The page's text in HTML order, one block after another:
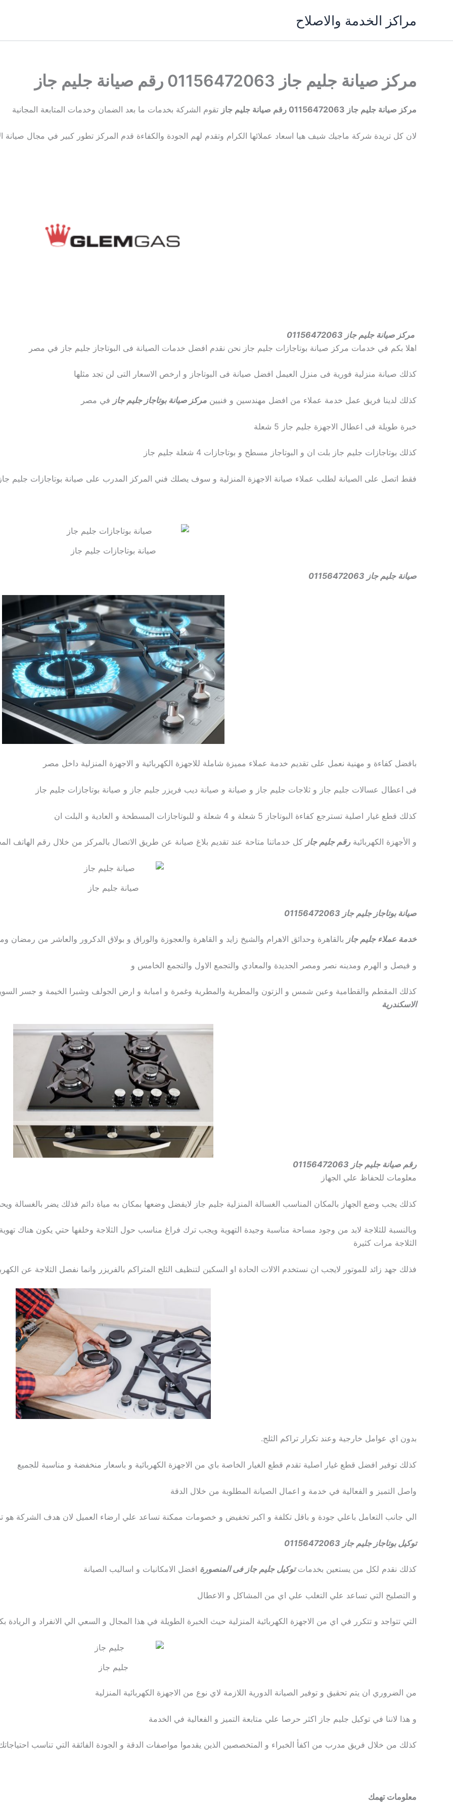
مراكز الخدمة والاصلاح
مركز صيانة جليم جاز 01156472063 رقم صيانة جليم جاز
مركز صيانة جليم جاز 01156472063 رقم صيانة جليم جاز تقوم الشركة بخدمات ما بعد الضمان وخدمات المتابعة المجانية
لان كل تريدة شركة ماجيك شيف هيا اسعاد عملائها الكرام وتقدم لهم الجودة والكفاءة قدم المركز تطور كبير في مجال صيانة
مركز صيانة جليم جاز 01156472063
اهلا بكم في خدمات مركز صيانة بوتاجازات جليم جاز نحن نقدم افضل خدمات الصيانة فى البوتاجاز جليم جاز في مصر
كذلك صيانة منزلية فورية فى منزل العيمل افضل صيانة فى البوتاجاز و ارخص الاسعار التى لن تجد مثلها
كذلك لدينا فريق عمل خدمة عملاء من افضل مهندسين و فنيين مركز صيانة بوتاجاز جليم جاز في مصر
خبرة طويلة فى اعطال الاجهزة جليم جاز 5 شعلة
كذلك بوتاجازات جليم جاز بلت ان و البوتاجاز مسطح و بوتاجازات 4 شعلة جليم جاز
فقط اتصل على الصيانة لطلب عملاء صيانة الاجهزة المنزلية و سوف يصلك فني المركز المدرب على صيانة بوتاجازات جليم جاز
صيانة بوتاجازات جليم جاز
صيانة جليم جاز 01156472063
بافضل كفاءة و مهنية نعمل على تقديم خدمة عملاء مميزة شاملة للاجهزة الكهربائية و الاجهزة المنزلية داخل مصر
فى اعطال عسالات جليم جاز و ثلاجات جليم جاز و صيانة و صيانة ديب فريزر جليم جاز و صيانة بوتاجازات جليم جاز
كذلك قطع غيار اصلية تسترجع كفاءة البوتاجاز 5 شعلة و 4 شعلة و للبوتاجازات المسطحة و العادية و البلت ان
و الأجهزة الكهربائية رقم جليم جاز كل خدماتنا متاحة عند تقديم بلاغ صيانة عن طريق الاتصال بالمركز من خلال رقم الهاتف
صيانة جليم جاز
صيانة بوتاجاز جليم جاز 01156472063
خدمة عملاء جليم جاز بالقاهرة وحدائق الاهرام والشيخ زايد و القاهرة والعجوزة والوراق و بولاق الدكرور والعاشر من رمضان
و فيصل و الهرم ومدينه نصر ومصر الجديدة والمعادي والتجمع الاول والتجمع الخامس و
كذلك المقطم والقطامية وعين شمس و الزتون والمطرية والمطرية وغمرة و امبابة و ارض الجولف وشبرا الخيمة و جسر
الاسكندرية
رقم صيانة جليم جاز 01156472063
معلومات للحفاظ علي الجهاز
كذلك يجب وضع الجهاز بالمكان المناسب الغسالة المنزلية جليم جاز لايفضل وضعها بمكان به مياة دائم فذلك يضر بالغسالة
وبالنسبة للثلاجة لابد من وجود مساحة مناسبة وجيدة التهوية ويجب ترك فراغ مناسب حول الثلاجة وخلفها حتي يكون هناك تهوية
الثلاجة مرات كثيرة
فذلك جهد زائد للموتور لايجب ان نستخدم الالات الحادة او السكين لتنظيف الثلج المتراكم بالفريزر وانما نفصل الثلاجة عن
بدون اي عوامل خارجية وعند تكرار تراكم الثلج.
كذلك توفير افضل قطع غيار اصلية تقدم قطع الغيار الخاصة باي من الاجهزة الكهربائية و باسعار منخفضة و مناسبة للجميع
واصل التميز و الفعالية في خدمة و اعمال الصيانة المطلوبة من خلال الدقة
الي جانب التعامل باعلي جودة و باقل تكلفة و اكبر تخفيض و خصومات ممكنة تساعد علي ارضاء العميل لان هدف الشركة هو
توكيل بوتاجاز جليم جاز 01156472063
كذلك نقدم لكل من يستعين بخدماتتوكيل جليم جاز فى المنصورة افضل الامكانيات و اساليب الصيانة
و التصليح التي تساعد علي التغلب علي اي من المشاكل و الاعطال
التي تتواجد و تتكرر في اي من الاجهزة الكهربائية المنزلية حيث الخبرة الطويلة في هذا المجال و السعي الي الانفراد و
جليم جاز
من الضروري ان يتم تحقيق و توفير الصيانة الدورية اللازمة لاي نوع من الاجهزة الكهربائية المنزلية
و هذا لاننا في توكيل جليم جاز اكثر حرصا علي متابعة التميز و الفعالية في الخدمة
كذلك من خلال فريق مدرب من اكفأ الخبراء و المتخصصين الذين يقدموا مواصفات الدقة و الجودة الفائقة التي تناسب
معلومات تهمك